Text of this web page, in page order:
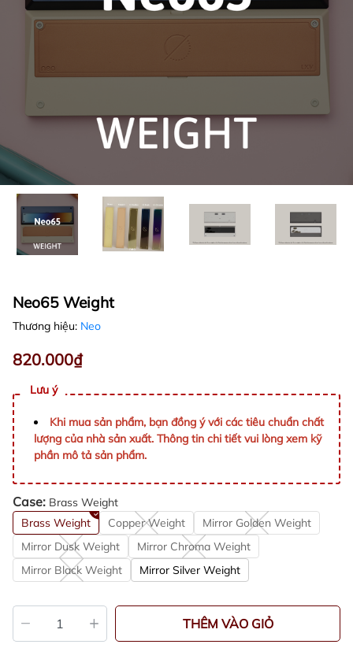
Neo65 Weight
Thương hiệu: Neo
820.000₫
Lưu ý
Khi mua sản phẩm, bạn đồng ý với các tiêu chuẩn chất
lượng của nhà sản xuất. Thông tin chi tiết vui lòng xem kỹ
phần mô tả sản phẩm.
Case: Brass Weight
Brass Weight
Copper Weight
Mirror Golden Weight
Mirror Dusk Weight
Mirror Chroma Weight
Mirror Black Weight
Mirror Silver Weight
THÊM VÀO GIỎ